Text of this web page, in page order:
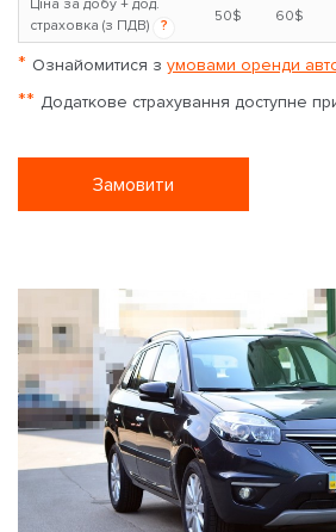
Ціна за добу + дод.
страховка (з ПДВ)
?
50$ 60$
* Ознайомитися з умовами оренди
** Додаткове страхування доступне
Замовити